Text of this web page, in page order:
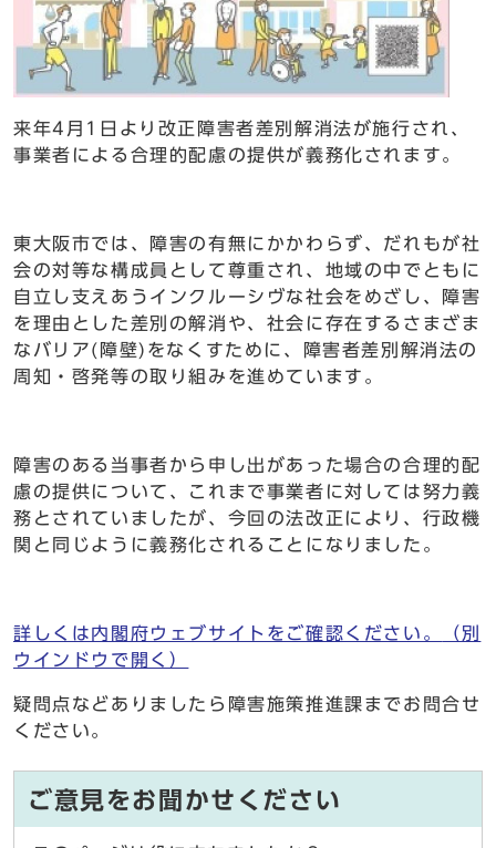
来年4月1日より改正障害者差別解消法が施行され、
事業者による合理的配慮の提供が義務化されます。
東大阪市では、障害の有無にかかわらず、だれもが社
会の対等な構成員として尊重され、地域の中でともに
自立し支えあうインクルーシヴな社会をめざし、障害
を理由とした差別の解消や、社会に存在するさまざま
なバリア(障壁)をなくすために、障害者差別解消法の
周知・啓発等の取り組みを進めています。
障害のある当事者から申し出があった場合の合理的配
慮の提供について、これまで事業者に対しては努力義
務とされていましたが、今回の法改正により、行政機
関と同じように義務化されることになりました。
詳しくは内閣府ウェブサイトをご確認ください。
（別
ウインドウで開く）
疑問点などありましたら障害施策推進課までお問合せ
ください。
ご意見をお聞かせください